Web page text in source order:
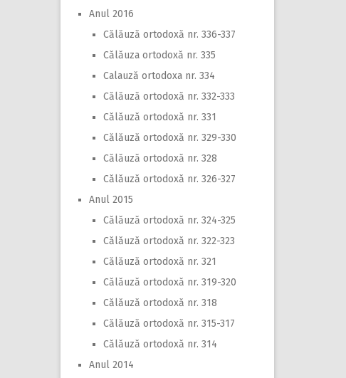
Anul 2016
Călăuză ortodoxă nr. 336-337
Călăuza ortodoxă nr. 335
Calauză ortodoxa nr. 334
Călăuză ortodoxă nr. 332-333
Călăuză ortodoxă nr. 331
Călăuză ortodoxă nr. 329-330
Călăuză ortodoxă nr. 328
Călăuză ortodoxă nr. 326-327
Anul 2015
Călăuză ortodoxă nr. 324-325
Călăuză ortodoxă nr. 322-323
Călăuză ortodoxă nr. 321
Călăuză ortodoxă nr. 319-320
Călăuză ortodoxă nr. 318
Călăuză ortodoxă nr. 315-317
Călăuză ortodoxă nr. 314
Anul 2014